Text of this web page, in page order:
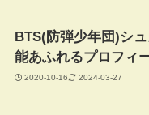
BTS(防弾少年団)シ
能あふれるプロフィ
2020-10-16 2024-03-27